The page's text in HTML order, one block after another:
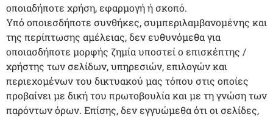
οποιαδήποτε χρήση, εφαρμογή ή σκοπό.
Υπό οποιεσδήποτε συνθήκες, συμπεριλαμβανομένης και
της περίπτωσης αμέλειας, δεν ευθυνόμεθα για
οποιασδήποτε μορφής ζημία υποστεί ο επισκέπτης /
χρήστης των σελίδων, υπηρεσιών, επιλογών και
περιεχομένων του δικτυακού μας τόπου στις οποίες
προβαίνει με δική του πρωτοβουλία και με τη γνώση των
παρόντων όρων. Επίσης, δεν εγγυώμεθα ότι οι σελίδες,